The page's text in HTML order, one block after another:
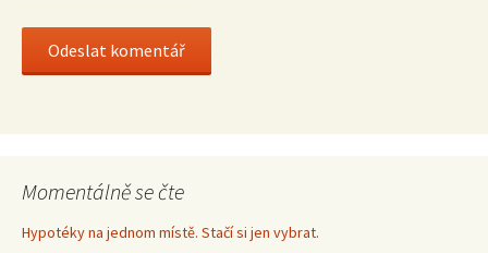
Momentálně se čte
Hypotéky na jednom místě. Stačí si jen vybrat.